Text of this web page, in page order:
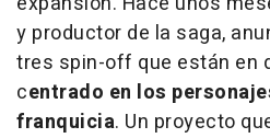
y productor de la saga,
tres spin-off que están en
centrado en los
franquicia. Un proyecto